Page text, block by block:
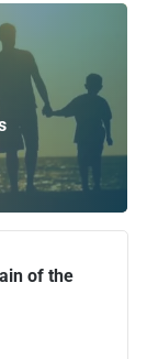
of the